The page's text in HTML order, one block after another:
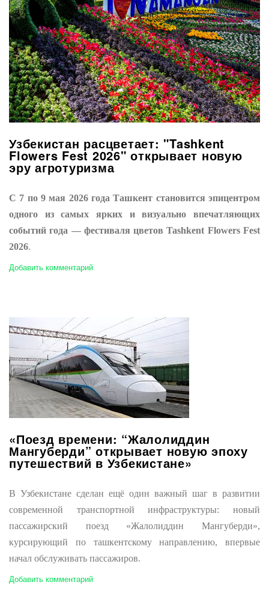
Узбекистан расцветает: "Tashkent
Flowers Fest 2026" открывает новую
эру агротуризма
С 7 по 9 мая 2026 года Ташкент становится эпицентром
одного из самых ярких и визуально впечатляющих
событий года — фестиваля цветов Tashkent Flowers Fest
2026.
Добавить комментарий
«Поезд времени: “Жалолиддин
Мангуберди” открывает новую эпоху
путешествий в Узбекистане»
В Узбекистане сделан ещё один важный шаг в развитии
современной транспортной инфраструктуры: новый
пассажирский поезд «Жалолиддин Мангуберди»,
курсирующий по ташкентскому направлению, впервые
начал обслуживать пассажиров.
Добавить комментарий